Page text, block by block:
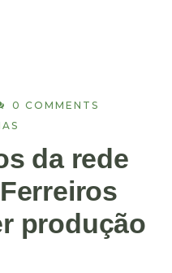
0 COMMENTS
da rede
produção